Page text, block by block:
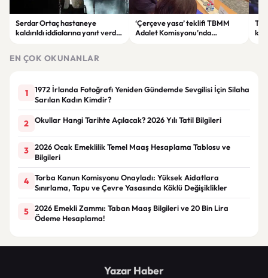
Serdar Ortaç hastaneye
kaldırıldı iddialarına yanıt verdi:
‘Çerçeve yasa’ teklifi TBMM
Adalet Komisyonu’nda
EN ÇOK OKUNANLAR
1
1972 İrlanda Fotoğrafı Yeniden Gündemde Sevgilisi İçin Silaha
Sarılan Kadın Kimdir?
2 Okullar Hangi Tarihte Açılacak? 2026 Yılı Tatil Bilgileri
3
2026 Ocak Emeklilik Temel Maaş Hesaplama Tablosu ve
Bilgileri
4
Torba Kanun Komisyonu Onayladı: Yüksek Aidatlara
Sınırlama, Tapu ve Çevre Yasasında Köklü Değişiklikler
5
2026 Emekli Zammı: Taban Maaş Bilgileri ve 20 Bin Lira
Ödeme Hesaplama!
Yazar Haber